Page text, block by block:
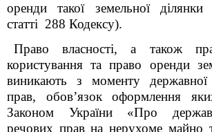
оренди такої земельної
статті 288 Кодексу).
Право власності, а також
користування та право оренди
виникають з моменту державної
прав, обов’язок оформлення
Законом України «Про
речових прав на нерухоме майно